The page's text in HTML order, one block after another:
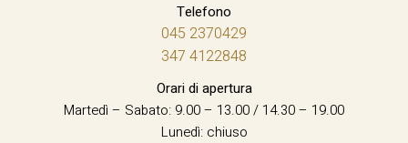
Telefono
045 2370429
347 4122848
Orari di apertura
Martedì – Sabato: 9.00 – 13.00 / 14.30 – 19.00
Lunedì: chiuso